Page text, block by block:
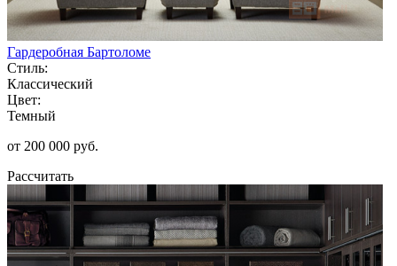
Гардеробная Бартоломе
Стиль:
Классический
Цвет:
Темный
от 200 000 руб.
Рассчитать